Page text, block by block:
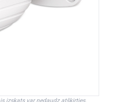
izskats var nedaudz atšķirties.